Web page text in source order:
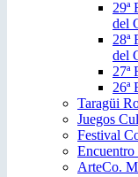
29ª
del
28ª
del
27ª
26ª
Taragüi
Juegos
Festival
ArteCo.